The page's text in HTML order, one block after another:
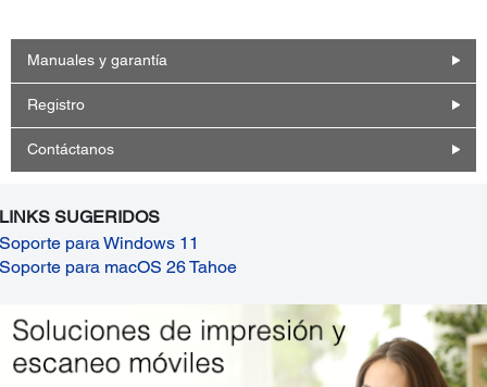
Manuales y garantía
Registro
Contáctanos
LINKS SUGERIDOS
Soporte para Windows 11
Soporte para macOS 26 Tahoe